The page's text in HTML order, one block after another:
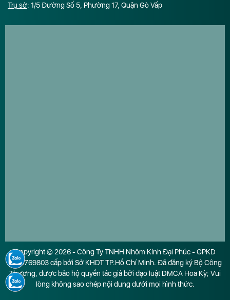
Trụ sở: 1/5 Đường Số 5, Phường 17, Quận Gò Vấp
Copyright © 2026 - Công Ty TNHH Nhôm Kính Đại Phúc - GPKD
0316769803 cấp bởi Sở KHDT TP.Hồ Chí Minh. Đã đăng ký Bộ Công
Thương, được bảo hộ quyền tác giả bởi đạo luật DMCA Hoa Kỳ; Vui
lòng không sao chép nội dung dưới mọi hình thức.